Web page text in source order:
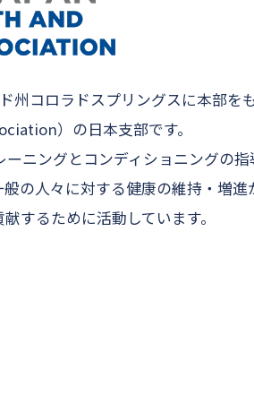
州コロラドスプリングスに本部を
）の日本支部です。
ニングとコンディショニングの
の人々に対する健康の維持・増進
するために活動しています。